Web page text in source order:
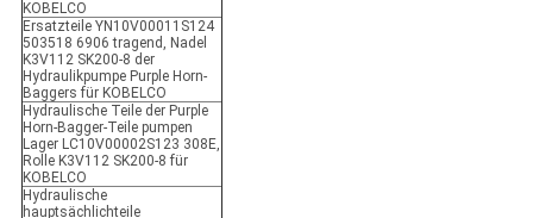
KOBELCO
Ersatzteile YN10V00011S124
503518 6906 tragend, Nadel
K3V112 SK200-8 der
Hydraulikpumpe Purple Horn-
Baggers für KOBELCO
Hydraulische Teile der Purple
Horn-Bagger-Teile pumpen
Lager LC10V00002S123 308E,
Rolle K3V112 SK200-8 für
KOBELCO
Hydraulische
hauptsächlichteile